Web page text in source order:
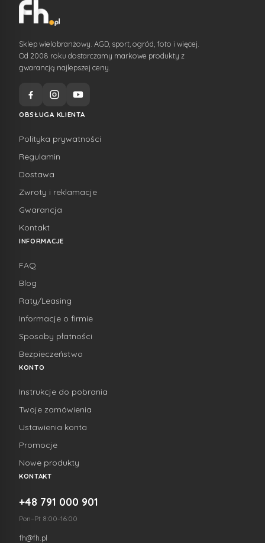
Sklep wielobranżowy. AGD, sport, ogród, foto i więcej.
Od 2008 roku dostarczamy markowe produkty z
gwarancją najlepszej ceny.
OBSŁUGA KLIENTA
Polityka prywatności
Regulamin
Dostawa
Zwroty i reklamacje
Gwarancja
Kontakt
INFORMACJE
FAQ
Blog
Raty/Leasing
Informacje o firmie
Sposoby płatności
Bezpieczeństwo
KONTO
Instrukcje do pobrania
Twoje zamówienia
Ustawienia konta
Promocje
Nowe produkty
KONTAKT
+48 791 000 901
Pon–Pt 8:00–16:00
fh@fh.pl